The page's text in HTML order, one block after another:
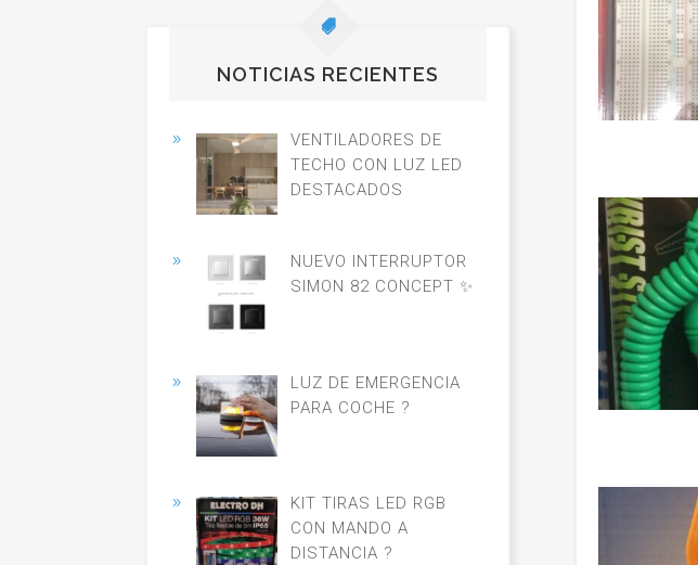
NOTICIAS RECIENTES
VENTILADORES DE
TECHO CON LUZ LED
DESTACADOS
NUEVO INTERRUPTOR
SIMON 82 CONCEPT ✨
LUZ DE EMERGENCIA
PARA COCHE ?
KIT TIRAS LED RGB
CON MANDO A
DISTANCIA ?